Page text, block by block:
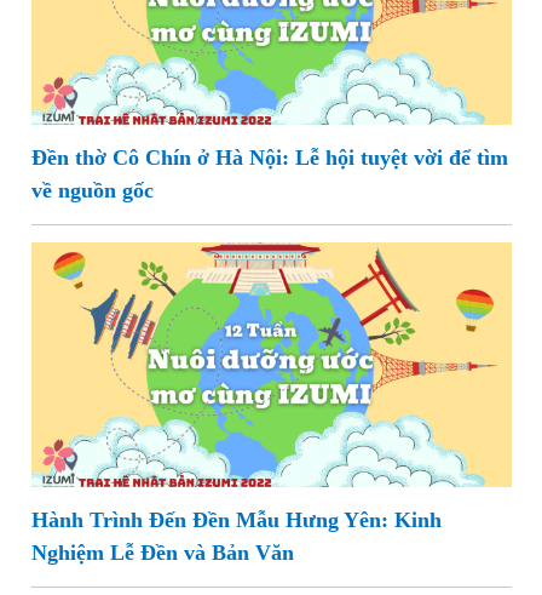
Đền thờ Cô Chín ở Hà Nội: Lễ hội tuyệt vời để tìm
về nguồn gốc
Hành Trình Đến Đền Mẫu Hưng Yên: Kinh
Nghiệm Lễ Đền và Bản Văn